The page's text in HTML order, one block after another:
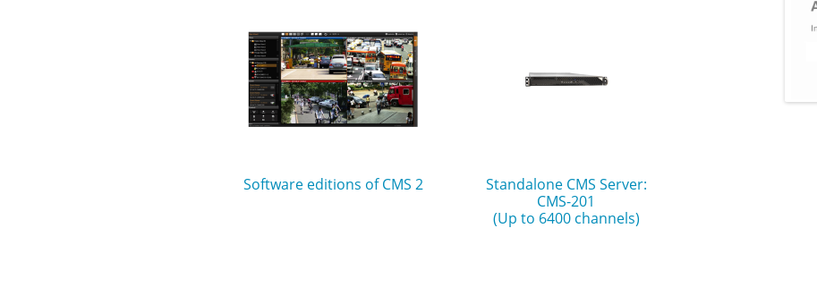
Software editions of CMS 2
Standalone CMS Server:
CMS-201
(Up to 6400 channels)